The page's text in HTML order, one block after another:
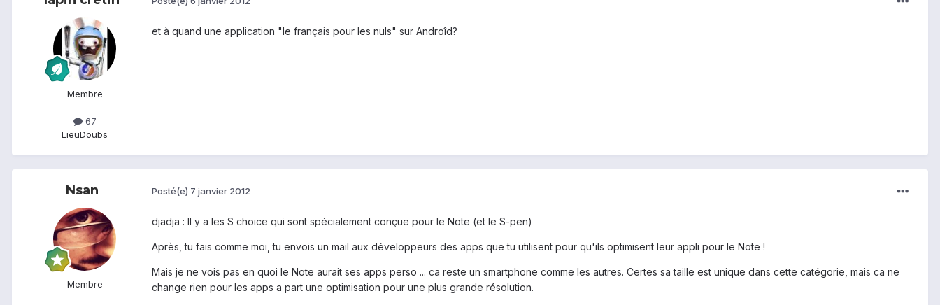
Membre
67
LieuDoubs
et à quand une application "le français pour les nuls" sur Androîd?
Nsan
Membre
Posté(e) 7 janvier 2012
djadja : Il y a les S choice qui sont spécialement conçue pour le Note (et le S-pen)
Après, tu fais comme moi, tu envois un mail aux développeurs des apps que tu utilisent pour qu'ils optimisent leur appli pour le Note !
Mais je ne vois pas en quoi le Note aurait ses apps perso ... ca reste un smartphone comme les autres. Certes sa taille est unique dans cette catégorie, mais ca ne
change rien pour les apps a part une optimisation pour une plus grande résolution.